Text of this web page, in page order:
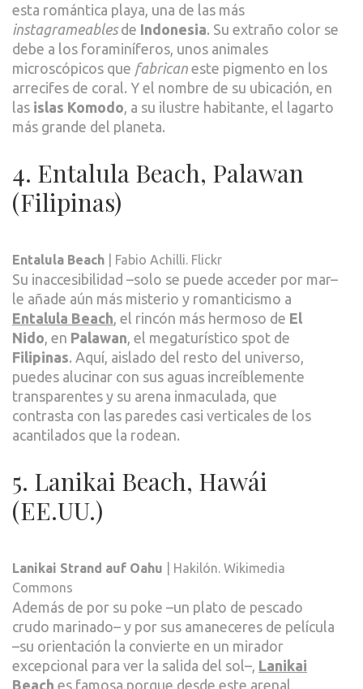
esta romántica playa, una de las más
instagrameablesde Indonesia. Su extraño color se
debe a los foraminíferos, unos animales
microscópicos que fabrican este pigmento en los
arrecifes de coral. Y el nombre de su ubicación, en
las islas Komodo , a su ilustre habitante, el lagarto
más grande del planeta.
4. Entalula Beach, Palawan
(Filipinas)
Entalula Beach | Fabio Achilli. Flickr
Su inaccesibilidad –solo se puede acceder por mar–
le añade aún más misterio y romanticismo a
Entalula Beach , el rincón más hermoso de El
Nido , en Palawan , el megaturístico spot de
Filipinas. Aquí, aislado del resto del universo,
puedes alucinar con sus aguas increíblemente
transparentes y su arena inmaculada, que
contrasta con las paredes casi verticales de los
acantilados que la rodean.
5. Lanikai Beach, Hawái
(EE.UU.)
Lanikai Strand auf Oahu | Hakilón. Wikimedia
Commons
Además de por su poke –un plato de pescado
crudo marinado– y por sus amaneceres de película
–su orientación la convierte en un mirador
excepcional para ver la salida del sol–, Lanikai
Beach es famosa porque desde este arenal